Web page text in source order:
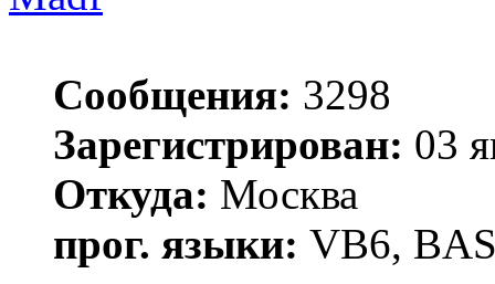
Сообщения: 3298
Зарегистрирован: 03
Откуда: Москва
прог. языки: VB6,